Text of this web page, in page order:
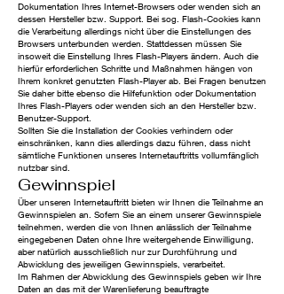
Dokumentation Ihres Internet-Browsers oder wenden sich an
dessen Hersteller bzw. Support. Bei sog. Flash-Cookies kann
die Verarbeitung allerdings nicht über die Einstellungen des
Browsers unterbunden werden. Stattdessen müssen Sie
insoweit die Einstellung Ihres Flash-Players ändern. Auch die
hierfür erforderlichen Schritte und Maßnahmen hängen von
Ihrem konkret genutzten Flash-Player ab. Bei Fragen benutzen
Sie daher bitte ebenso die Hilfefunktion oder Dokumentation
Ihres Flash-Players oder wenden sich an den Hersteller bzw.
Benutzer-Support.
Sollten Sie die Installation der Cookies verhindern oder
einschränken, kann dies allerdings dazu führen, dass nicht
sämtliche Funktionen unseres Internetauftritts vollumfänglich
nutzbar sind.
Gewinnspiel
Über unseren Internetauftritt bieten wir Ihnen die Teilnahme an
Gewinnspielen an. Sofern Sie an einem unserer Gewinnspiele
teilnehmen, werden die von Ihnen anlässlich der Teilnahme
eingegebenen Daten ohne Ihre weitergehende Einwilligung,
aber natürlich ausschließlich nur zur Durchführung und
Abwicklung des jeweiligen Gewinnspiels, verarbeitet.
Im Rahmen der Abwicklung des Gewinnspiels geben wir Ihre
Daten an das mit der Warenlieferung beauftragte